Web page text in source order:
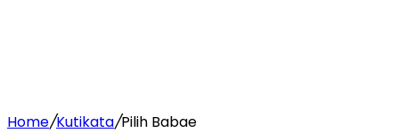
Home/Kutikata/Pilih Babae